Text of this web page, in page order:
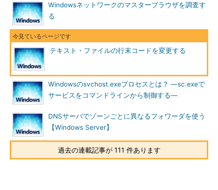
00000010 93 83 76 83 8B 83 65 83 4C 83 58 83 670D
0A31 プルテキスト..1
00000020 32 33 34 350D 0A 0D 0A
2345....
C:\Text>jhd unix.txt
00000000 53 61 6D 70 6C 65 20 74 65 78 740A83 54 83
93 Sample text.サン
00000010 83 76 83 8B 83 65 83 4C 83 58 83 670A
00000020 34 350A 0A45..
C:\Text>jhd mac.txt ……Mac形式
00000000 53 61 6D 70 6C 65 20 74 65 78 74
Windowsネットワークのマスターブラウザを調査す
る
テキスト・ファイルの行末コードを変更する
Windowsのsvchost.exeプロセスとは？ ―sc.exeで
サービスをコマンドラインから制御する―
DNSサーバでゾーンごとに異なるフォワーダを使う
【Windows Server】
過去の連載記事が 111 件あります